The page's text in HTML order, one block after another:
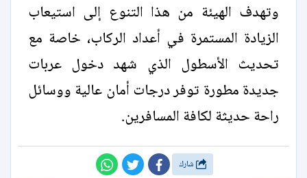
وتهدف الهيئة من هذا التنوع إلى استيعاب
الزيادة المستمرة في أعداد الركاب، خاصة مع
تحديث الأسطول الذي شهد دخول عربات
جديدة مطورة توفر درجات أمان عالية ووسائل
راحة حديثة لكافة المسافرين.